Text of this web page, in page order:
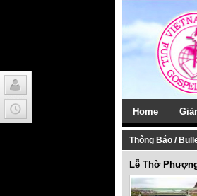
Home
Thông Báo /
Lễ Thờ